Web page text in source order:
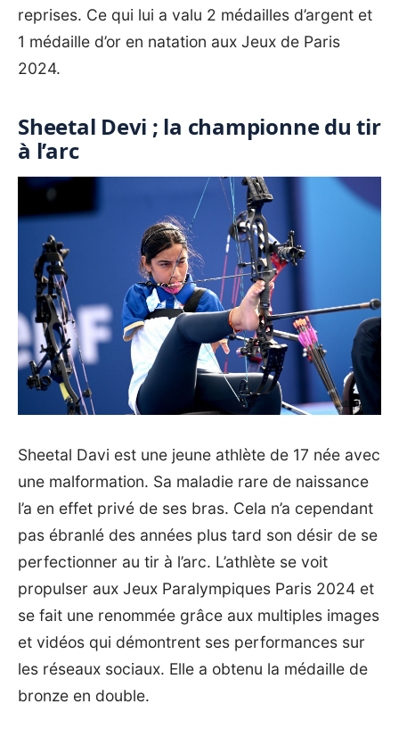
reprises. Ce qui lui a valu 2 médailles d’argent et
1 médaille d’or en natation aux Jeux de Paris
2024.
Sheetal Devi ; la championne du tir
à l’arc
Sheetal Davi est une jeune athlète de 17 née avec
une malformation. Sa maladie rare de naissance
l’a en effet privé de ses bras. Cela n’a cependant
pas ébranlé des années plus tard son désir de se
perfectionner au tir à l’arc. L’athlète se voit
propulser aux Jeux Paralympiques Paris 2024 et
se fait une renommée grâce aux multiples images
et vidéos qui démontrent ses performances sur
les réseaux sociaux. Elle a obtenu la médaille de
bronze en double.